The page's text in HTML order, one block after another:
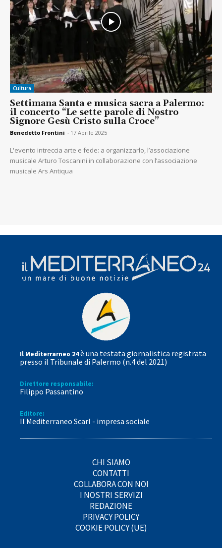
Cultura
Settimana Santa e musica sacra a Palermo:
il concerto “Le sette parole di Nostro
Signore Gesù Cristo sulla Croce”
Benedetto Frontini - 17 Aprile 2025
L'evento intreccia arte e fede: a organizzarlo, l’associazione
musicale Arturo Toscanini in collaborazione con l’associazione
musicale Ars Antiqua
Il Mediterrarneo 24è una testata giornalistica registrata
presso il Tribunale di Palermo (n.4 del 2021)
Direttore responsabile:
Filippo Passantino
Editore:
Il Mediterraneo Scarl - impresa sociale
CHI SIAMO
CONTATTI
COLLABORA CON NOI
I NOSTRI SERVIZI
REDAZIONE
PRIVACY POLICY
COOKIE POLICY (UE)